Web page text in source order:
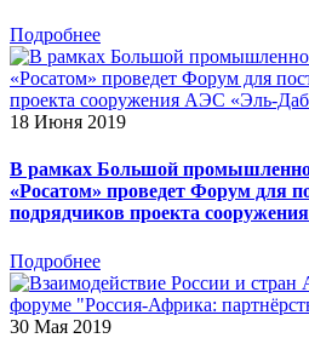
Подробнее
18 Июня 2019
В рамках Большой
«Росатом» проведет Форум для
подрядчиков проекта
Подробнее
30 Мая 2019